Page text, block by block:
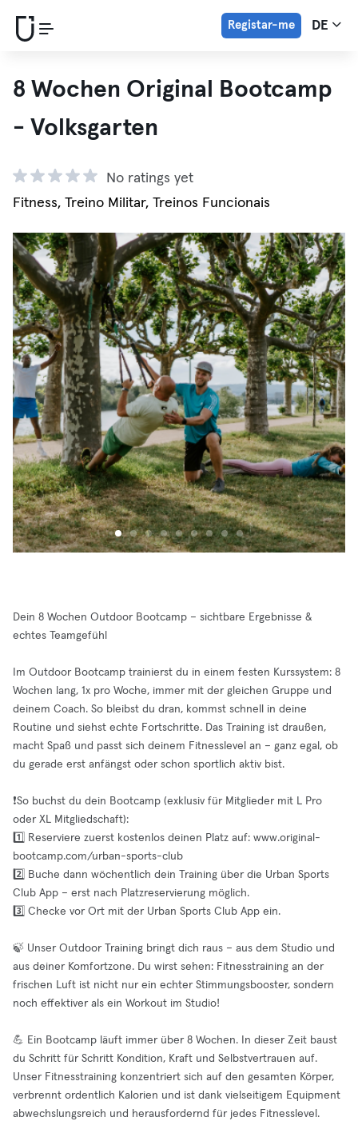
Registar-me DE
8 Wochen Original Bootcamp
- Volksgarten
No ratings yet
Fitness, Treino Militar, Treinos Funcionais
Dein 8 Wochen Outdoor Bootcamp – sichtbare Ergebnisse &
echtes Teamgefühl
Im Outdoor Bootcamp trainierst du in einem festen Kurssystem: 8
Wochen lang, 1x pro Woche, immer mit der gleichen Gruppe und
deinem Coach. So bleibst du dran, kommst schnell in deine
Routine und siehst echte Fortschritte. Das Training ist draußen,
macht Spaß und passt sich deinem Fitnesslevel an – ganz egal, ob
du gerade erst anfängst oder schon sportlich aktiv bist.
❗️So buchst du dein Bootcamp (exklusiv für Mitglieder mit L Pro
oder XL Mitgliedschaft):
1️⃣ Reserviere zuerst kostenlos deinen Platz auf: www.original-
bootcamp.com/urban-sports-club
2️⃣ Buche dann wöchentlich dein Training über die Urban Sports
Club App – erst nach Platzreservierung möglich.
3️⃣ Checke vor Ort mit der Urban Sports Club App ein.
🍃 Unser Outdoor Training bringt dich raus – aus dem Studio und
aus deiner Komfortzone. Du wirst sehen: Fitnesstraining an der
frischen Luft ist nicht nur ein echter Stimmungsbooster, sondern
noch effektiver als ein Workout im Studio!
💪 Ein Bootcamp läuft immer über 8 Wochen. In dieser Zeit baust
du Schritt für Schritt Kondition, Kraft und Selbstvertrauen auf.
Unser Fitnesstraining konzentriert sich auf den gesamten Körper,
verbrennt ordentlich Kalorien und ist dank vielseitigem Equipment
abwechslungsreich und herausfordernd für jedes Fitnesslevel.